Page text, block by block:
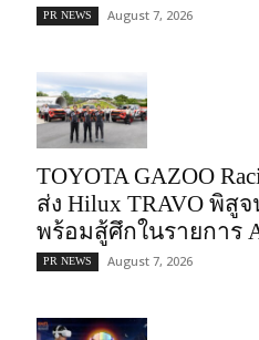
PR NEWS August 7, 2026
TOYOTA GAZOO
ส่ง Hilux TRAVO พิสู
พร้อมสู้ศึกในรายการ
PR NEWS August 7, 2026